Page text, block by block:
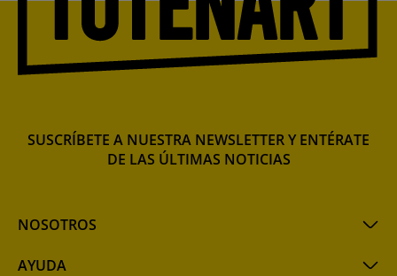
NOSOTROS
AYUDA
SUSCRÍBETE A NUESTRA NEWSLETTER Y ENTÉRATE
DE LAS ÚLTIMAS NOTICIAS